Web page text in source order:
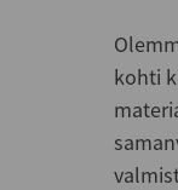
kohti